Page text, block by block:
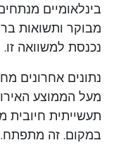
בינלאומיים
מבוקר ותשואות בר
נכנסת למשוואה זו.
נתונים אחרונים
מעל הממוצע
תעשייתית חיובית
במקום. זה מתפתח.